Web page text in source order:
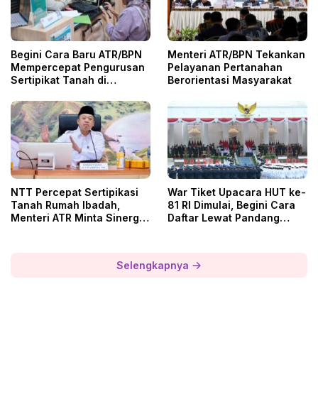
Begini Cara Baru ATR/BPN
Mempercepat Pengurusan
Sertipikat Tanah di
Menteri ATR/BPN Tekankan
Pelayanan Pertanahan
Berorientasi Masyarakat
NTT Percepat Sertipikasi
Tanah Rumah Ibadah,
Menteri ATR Minta Sinergi
War Tiket Upacara HUT ke-
81 RI Dimulai, Begini Cara
Daftar Lewat Pandang
Selengkapnya